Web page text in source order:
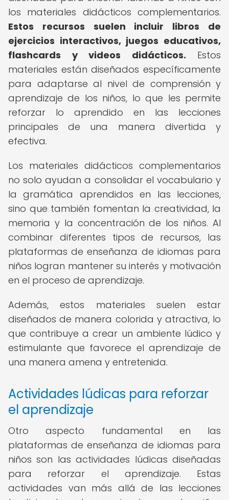
los materiales didácticos complementarios.
Estos recursos suelen incluir libros de
ejercicios interactivos, juegos educativos,
flashcards y videos didácticos. Estos
materiales están diseñados específicamente
para adaptarse al nivel de comprensión y
aprendizaje de los niños, lo que les permite
reforzar lo aprendido en las lecciones
principales de una manera divertida y
efectiva.
Los materiales didácticos complementarios
no solo ayudan a consolidar el vocabulario y
la gramática aprendidos en las lecciones,
sino que también fomentan la creatividad, la
memoria y la concentración de los niños. Al
combinar diferentes tipos de recursos, las
plataformas de enseñanza de idiomas para
niños logran mantener su interés y motivación
en el proceso de aprendizaje.
Además, estos materiales suelen estar
diseñados de manera colorida y atractiva, lo
que contribuye a crear un ambiente lúdico y
estimulante que favorece el aprendizaje de
una manera amena y entretenida.
Actividades lúdicas para reforzar
el aprendizaje
Otro aspecto fundamental en las
plataformas de enseñanza de idiomas para
niños son las actividades lúdicas diseñadas
para reforzar el aprendizaje. Estas
actividades van más allá de las lecciones